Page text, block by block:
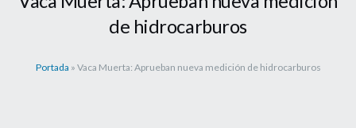
de hidrocarburos
Portada » Vaca Muerta: Aprueban nueva medición de hidrocarburos